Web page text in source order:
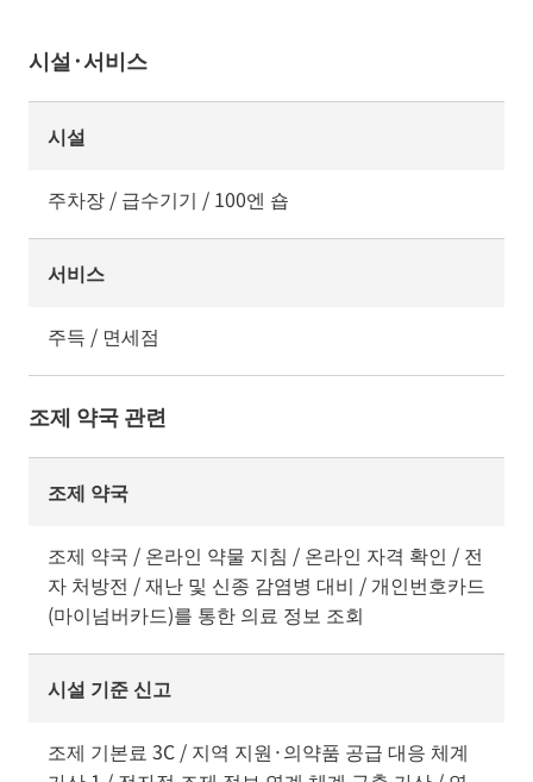
시설·서비스
시설
주차장 / 급수기기 / 100엔 숍
서비스
주득 / 면세점
조제 약국 관련
조제 약국
조제 약국 / 온라인 약물 지침 / 온라인 자격 확인 / 전
자 처방전 / 재난 및 신종 감염병 대비 / 개인번호카드
(마이넘버카드)를 통한 의료 정보 조회
시설 기준 신고
조제 기본료 3C / 지역 지원·의약품 공급 대응 체계